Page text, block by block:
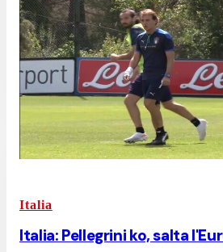
Italia
Italia: Pellegrini ko, salta